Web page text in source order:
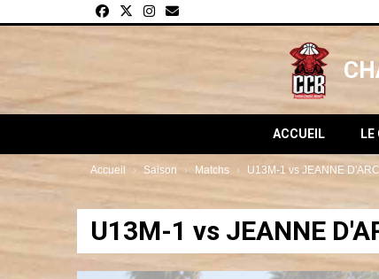
ACCUEIL LE
Accueil Saison Matchs U13M-1 vs JEANNE
U13M-1 vs JEANNE
Panneau de gestion des cookies